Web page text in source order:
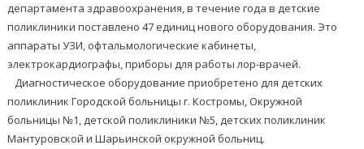
департамента здравоохранения, в течение года в детские
поликлиники поставлено 47 единиц нового оборудования. Это
аппараты УЗИ, офтальмологические кабинеты,
электрокардиографы, приборы для работы лор-врачей.
Диагностическое оборудование приобретено для детских
поликлиник Городской больницы г. Костромы, Окружной
больницы №1, детской поликлиники №5, детских поликлиник
Мантуровской и Шарьинской окружной больниц.